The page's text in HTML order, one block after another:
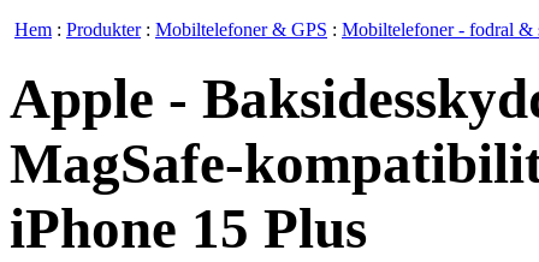
Hem : Produkter: Mobiltelefoner & GPS : Mobiltelefoner - fodral &
Apple -
MagSafe-
iPhone 15 Plus